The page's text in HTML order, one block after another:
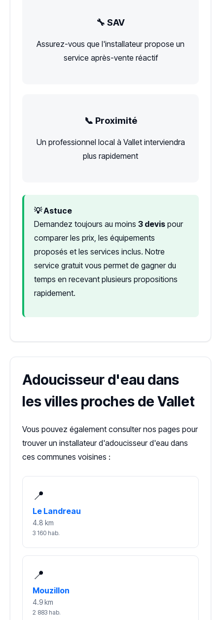
🔧 SAV
Assurez-vous que l'installateur propose un
service après-vente réactif
📞 Proximité
Un professionnel local à Vallet interviendra
plus rapidement
💡 Astuce
Demandez toujours au moins 3 devis pour
comparer les prix, les équipements
proposés et les services inclus. Notre
service gratuit vous permet de gagner du
temps en recevant plusieurs propositions
rapidement.
Adoucisseur d'eau dans
les villes proches de Vallet
Vous pouvez également consulter nos pages pour
trouver un installateur d'adoucisseur d'eau dans
ces communes voisines :
📍
Le Landreau
4.8 km
3 160 hab.
📍
Mouzillon
4.9 km
2 883 hab.